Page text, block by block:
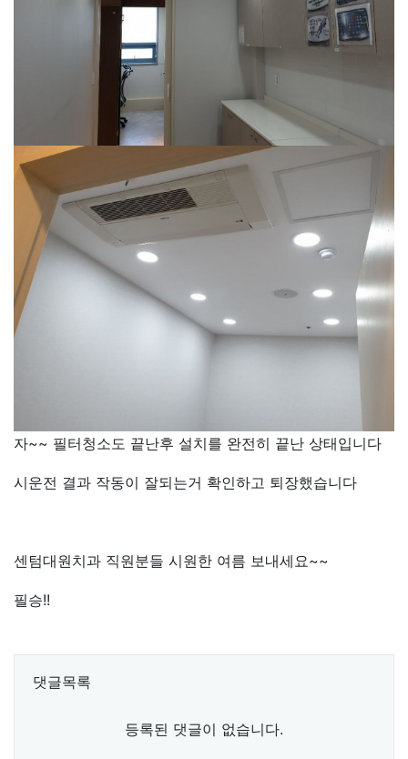
자~~ 필터청소도 끝난후 설치를 완전히 끝난 상태입니다
시운전 결과 작동이 잘되는거 확인하고 퇴장했습니다
센텀대원치과 직원분들 시원한 여름 보내세요~~
필승!!
댓글목록
등록된 댓글이 없습니다.